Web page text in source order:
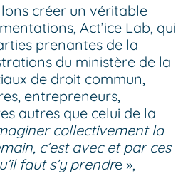
créer un véritable
Act’ice Lab, qui
prenantes de la
du ministère de la
de droit commun,
entrepreneurs,
autres que celui de la
collectivement la
c’est avec et par ces
faut s’y prendre »,